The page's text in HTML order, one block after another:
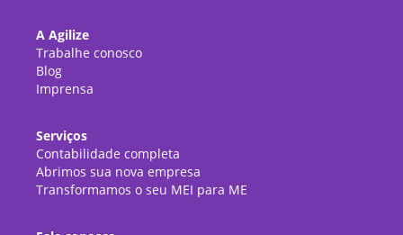
A Agilize
Trabalhe conosco
Blog
Imprensa
Serviços
Contabilidade completa
Abrimos sua nova empresa
Transformamos o seu MEI para ME